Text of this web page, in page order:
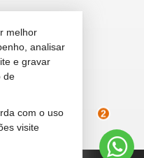
2
melhor
analisar
e gravar
de
com o uso
visite